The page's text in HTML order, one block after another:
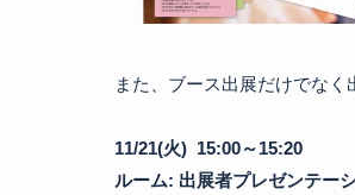
また、ブース出展だけでなく
11/21(火)  15:00～15:20
ルーム: 出展者プレゼンテーシ